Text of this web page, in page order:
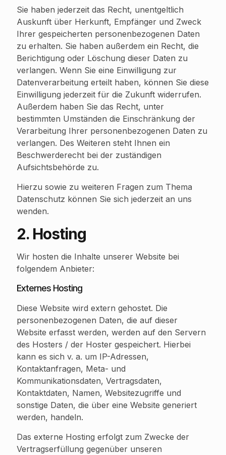
Sie haben jederzeit das Recht, unentgeltlich
Auskunft über Herkunft, Empfänger und Zweck
Ihrer gespeicherten personenbezogenen Daten
zu erhalten. Sie haben außerdem ein Recht, die
Berichtigung oder Löschung dieser Daten zu
verlangen. Wenn Sie eine Einwilligung zur
Datenverarbeitung erteilt haben, können Sie diese
Einwilligung jederzeit für die Zukunft widerrufen.
Außerdem haben Sie das Recht, unter
bestimmten Umständen die Einschränkung der
Verarbeitung Ihrer personenbezogenen Daten zu
verlangen. Des Weiteren steht Ihnen ein
Beschwerderecht bei der zuständigen
Aufsichtsbehörde zu.
Hierzu sowie zu weiteren Fragen zum Thema
Datenschutz können Sie sich jederzeit an uns
wenden.
2. Hosting
Wir hosten die Inhalte unserer Website bei
folgendem Anbieter:
Externes Hosting
Diese Website wird extern gehostet. Die
personenbezogenen Daten, die auf dieser
Website erfasst werden, werden auf den Servern
des Hosters / der Hoster gespeichert. Hierbei
kann es sich v. a. um IP-Adressen,
Kontaktanfragen, Meta- und
Kommunikationsdaten, Vertragsdaten,
Kontaktdaten, Namen, Websitezugriffe und
sonstige Daten, die über eine Website generiert
werden, handeln.
Das externe Hosting erfolgt zum Zwecke der
Vertragserfüllung gegenüber unseren